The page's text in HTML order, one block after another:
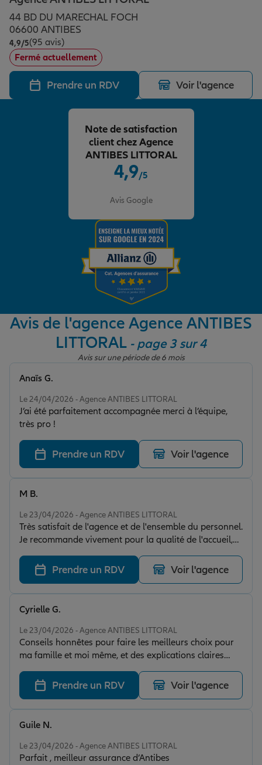
Assurance emprunteur
Prévoyance et dépendance
Assurance animal de compagnie
Protection de la famille
Protection juridique
Épargne & retraite
Plan épargne retraite
Assurance vie
Placements financiers
Investissements immobiliers
Transmission
Vos projets
Partir en vacances
Départ à la retraite
Préparer l’avenir
Conseil assurance
Assurance habitation
Le Pack Famille
Garantie des accidents de la vie
Assurance scolaire
Retraite
Tous nos devis d'assurance
Allianz en France
44 BD DU MARECHAL FOCH
06600 ANTIBES
4,9/5Note de 4.9 sur 5
(95 avis)
Fermé actuellement
Prendre un RDV Voir l'agence
4,9/5
Avis Google
Note de satisfaction
client chez Agence
ANTIBES LITTORAL
Avis de l'agence Agence ANTIBES
LITTORAL - page 3 sur 4
Avis sur une période de 6 mois
Le 24/04/2026 - Agence ANTIBES LITTORAL
J’ai été parfaitement accompagnée merci à l’équipe,
très pro !
Anaïs G.
Prendre un RDV Voir l'agence
Le 23/04/2026 - Agence ANTIBES LITTORAL
Très satisfait de l'agence et de l'ensemble du personnel.
Je recommande vivement pour la qualité de l'accueil,
de la prise en charge et du professionnalisme.
M B.
Prendre un RDV Voir l'agence
Le 23/04/2026 - Agence ANTIBES LITTORAL
Conseils honnêtes pour faire les meilleurs choix pour
ma famille et moi même, et des explications claires
pour une bonne compréhension.
Cyrielle G.
Prendre un RDV Voir l'agence
Le 23/04/2026 - Agence ANTIBES LITTORAL
Parfait , meilleur assurance d’Antibes
Guile N.